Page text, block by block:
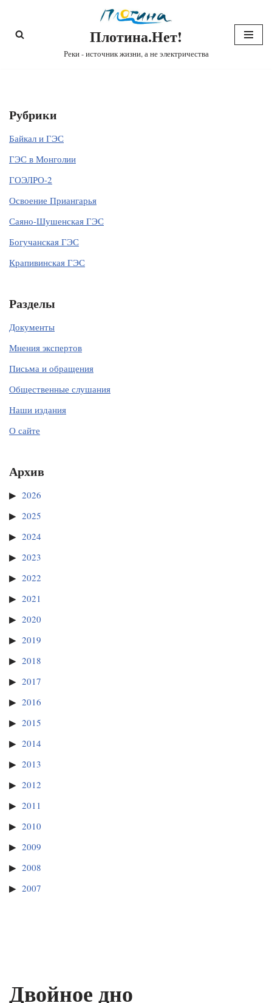
Перейти
Плотина.Нет!
Реки - источник жизни, а не электричества
Рубрики
Байкал и ГЭС
ГЭС в Монголии
ГОЭЛРО-2
Освоение Приангарья
Саяно-Шушенская ГЭС
Богучанская ГЭС
Крапивинская ГЭС
Разделы
Документы
Мнения экспертов
Письма и обращения
Общественные слушания
Наши издания
О сайте
Архив
2026
2025
2024
2023
2022
2021
2020
2019
2018
2017
2016
2015
2014
2013
2012
2011
2010
2009
2008
2007
Двойное дно